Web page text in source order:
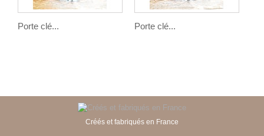
Porte clé... Porte clé...
Créés et fabriqués en France